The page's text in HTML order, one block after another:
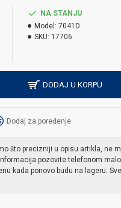
NA STANJU
Model: 7041D
SKU: 17706
DODAJ U KORPU
Dodaj za poređenje
što precizniji u opisu artikla, ne
pozovite telefonom
kada ponovo budu na lageru.